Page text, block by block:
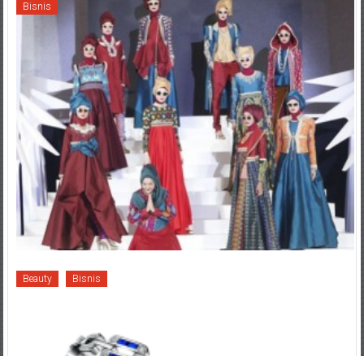
Bisnis
Beauty Bisnis